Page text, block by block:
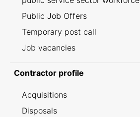
Public Job Offers
Temporary post call
Job vacancies
Contractor profile
Acquisitions
Disposals